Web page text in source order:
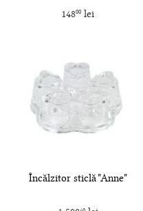
14800 lei
Încălzitor sticlă "Anne"